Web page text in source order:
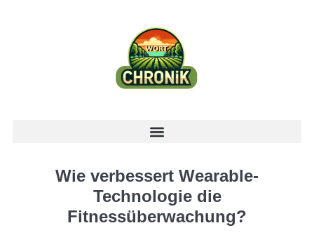
Wie verbessert Wearable-
Technologie die
Fitnessüberwachung?